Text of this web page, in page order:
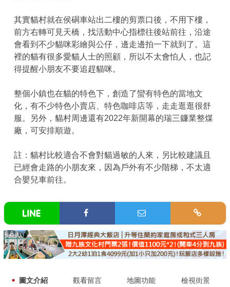
其實貓村就在侯硐車站出二樓的剪票口後，不用下樓，
前方右轉可見天橋，找活動中心指標往後站前往，沿途
會看到不少貓咪彩繪與公仔，邊走邊拍一下就到了。這
裡的貓有很多愛貓人士的照顧，所以不太會怕人，也記
得提醒小朋友不要追趕貓咪。
整個小鎮也在貓的特色下，創造了蠻有特色的當地文
化，有不少特色小賣店、特色咖啡店等，走走逛逛很舒
服。另外，貓村周邊還有2022年新開幕的瑞三鐮業整煤
廠，可安排順遊。
註：貓村比較適合不會對貓過敏的人來，另比較建議且
已經會走路的小朋友來，因為戶外有不少階梯，不太適
合嬰兒車前往。
圖文介紹 觀看留言 地圖功能 檢視街景